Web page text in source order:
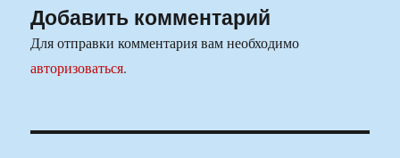
Добавить комментарий
Для отправки комментария вам необходимо
авторизоваться.